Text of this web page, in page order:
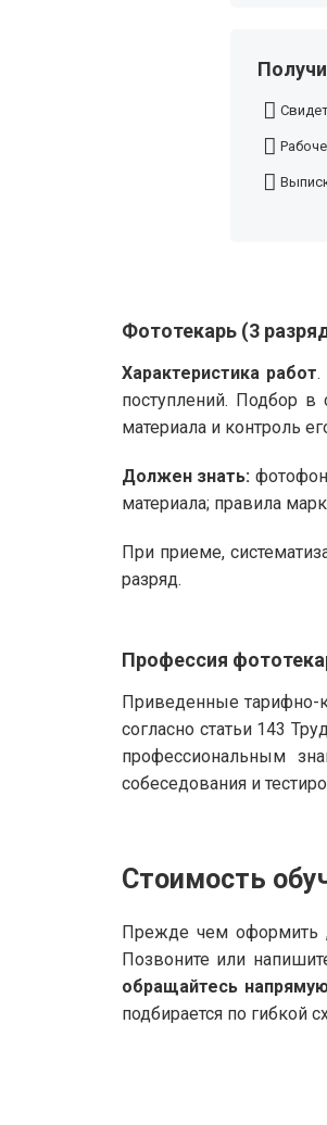
Фототекарь (3
Характеристика работ.
поступлений. Подбор в
материала и контроль
Должен знать:
материала; правила
При приеме,
разряд.
Профессия
Приведенные тарифно-
согласно статьи 143
профессиональным
собеседования и
Стоимость
Прежде чем оформить ,
Позвоните или
обращайтесь
подбирается по гибкой